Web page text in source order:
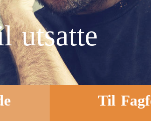
utsatte
Til